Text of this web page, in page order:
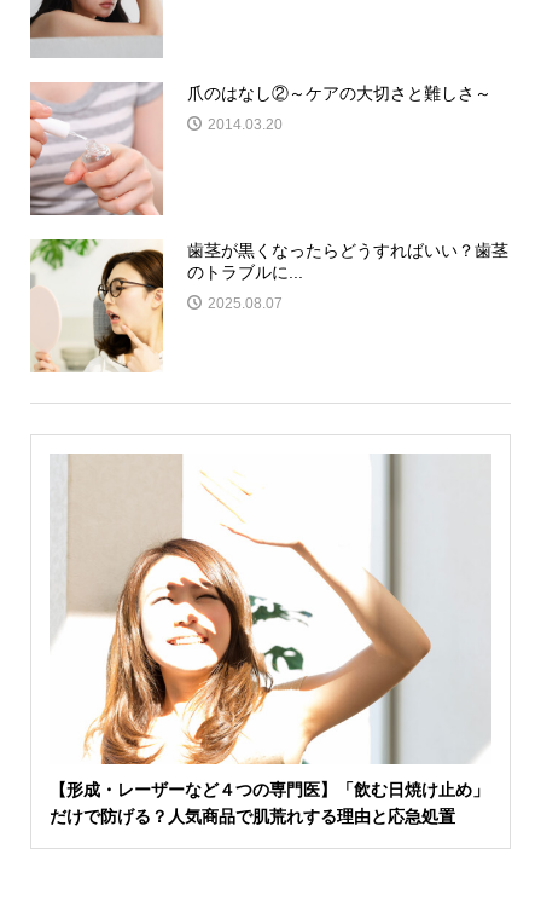
爪のはなし②～ケアの大切さと難しさ～
2014.03.20
歯茎が黒くなったらどうすればいい？歯茎
のトラブルに...
2025.08.07
【形成・レーザーなど４つの専門医】「飲む日焼け止め」
だけで防げる？人気商品で肌荒れする理由と応急処置